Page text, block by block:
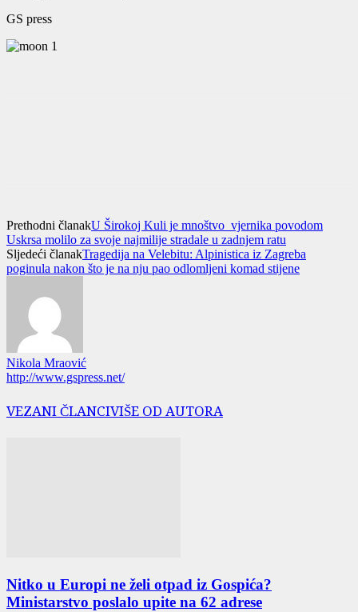
GS press
Prethodni članakU Širokoj Kuli je mnoštvo vjernika povodom
Uskrsa molilo za svoje najmilije stradale u zadnjem ratu
Sljedeći članakTragedija na Velebitu: Alpinistica iz Zagreba
poginula nakon što je na nju pao odlomljeni komad stijene
Nikola Mraović
http://www.gspress.net/
VEZANI ČLANCIVIŠE OD AUTORA
Nitko u Europi ne želi otpad iz Gospića?
Ministarstvo poslalo upite na 62 adrese